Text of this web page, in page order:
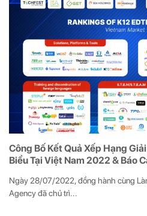
Công Bố Kết Quả Xếp Hạng
Biểu Tại Việt Nam 2022 & Báo
Ngày 28/07/2022, đồng hành cùng
Agency đã chủ trì...